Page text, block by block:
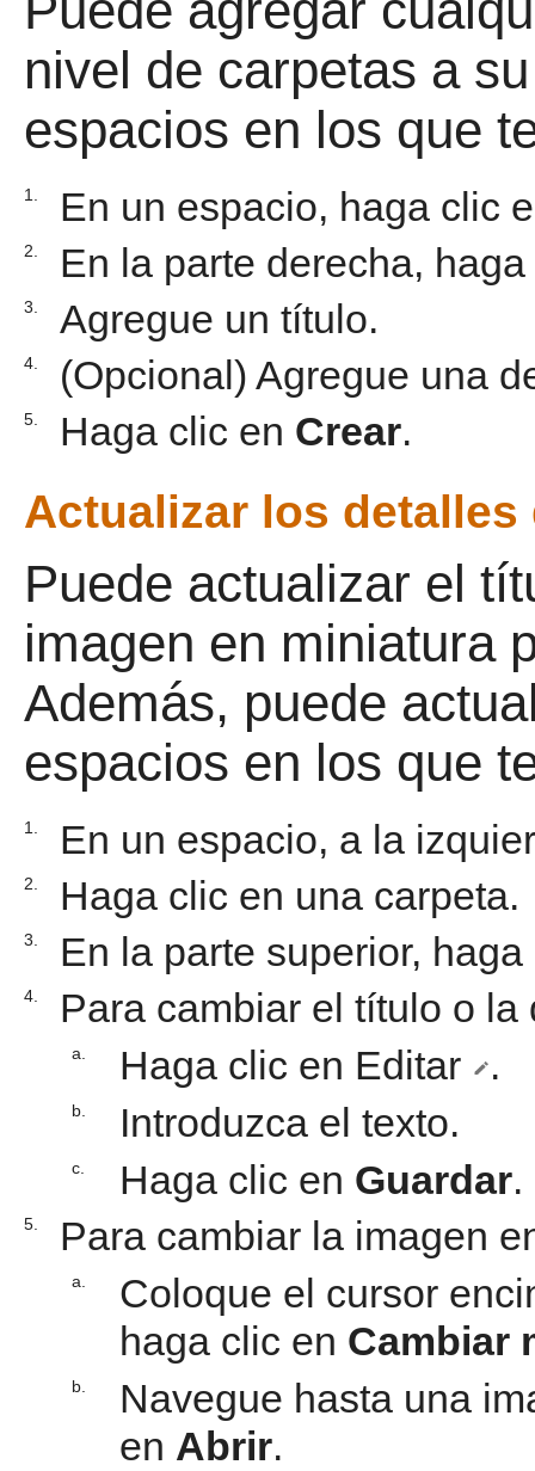
nivel de carpetas a
espacios en los que
1. En un espacio, haga clic
2. En la parte derecha,
3. Agregue un título.
4. (Opcional) Agregue una
5. Haga clic en Crear.
Actualizar los detalles
Puede actualizar el
imagen en miniatura
Además, puede
espacios en los que
1. En un espacio, a la
2. Haga clic en una carpeta.
3. En la parte superior,
4. Para cambiar el título o la
a. Haga clic en Editar .
b. Introduzca el texto.
c. Haga clic en Guardar.
5. Para cambiar la imagen
a.
Coloque el cursor
haga clic en Cambiar
b.
Navegue hasta una
en Abrir.